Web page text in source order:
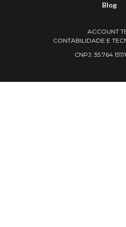
Blog
ACCOUNT
CONTABILIDADE E
CNPJ: